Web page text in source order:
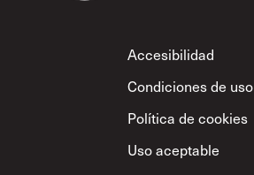
Footer
Accesibilidad
Condiciones de uso
Política de cookies
Uso aceptable